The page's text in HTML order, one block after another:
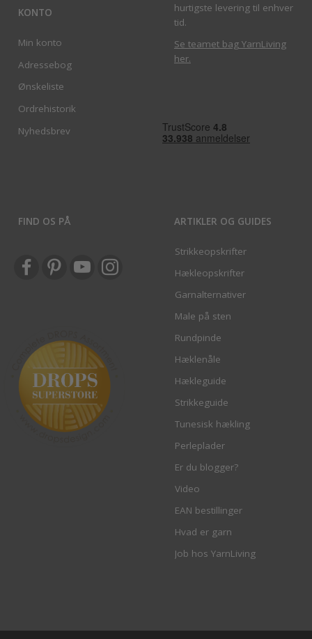
KONTO
Min konto
Adressebog
Ønskeliste
Ordrehistorik
Nyhedsbrev
hurtigste levering til enhver
tid.
Se teamet bag YarnLiving
her.
FIND OS PÅ ARTIKLER OG GUIDES
Strikkeopskrifter
Hækleopskrifter
Garnalternativer
Male på sten
Rundpinde
Hæklenåle
Hækleguide
Strikkeguide
Tunesisk hækling
Perleplader
Er du blogger?
Video
EAN bestillinger
Hvad er garn
Job hos YarnLiving